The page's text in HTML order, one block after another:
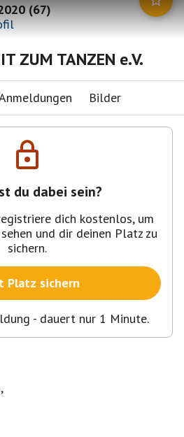
(67)
ZUM TANZEN e.V.
Bilder
du dabei sein?
dich kostenlos, um
und dir deinen Platz zu
sichern.
Platz sichern
- dauert nur 1 Minute.